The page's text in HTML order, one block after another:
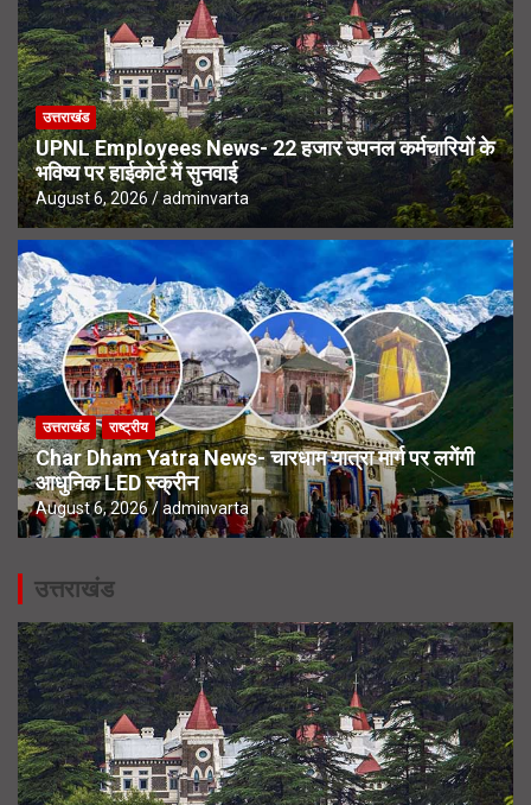
उत्तराखंड
UPNL Employees News- 22 हजार उपनल कर्मचारियों के
भविष्य पर हाईकोर्ट में सुनवाई
August 6, 2026 adminvarta
उत्तराखंड राष्ट्रीय
Char Dham Yatra News- चारधाम यात्रा मार्ग पर लगेंगी
आधुनिक LED स्क्रीन
August 6, 2026 adminvarta
उत्तराखंड